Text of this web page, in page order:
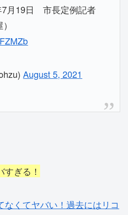
7月19日 市長定例記者
August 5, 2021
ぎる！
なくてヤバい！過去にはリコ